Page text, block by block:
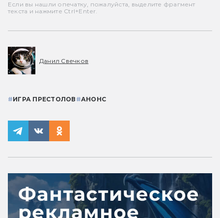
Если вы нашли опечатку, пожалуйста, выделите фрагмент
текста и нажмите Ctrl+Enter.
Данил Свечков
#ИГРА ПРЕСТОЛОВ #АНОНС